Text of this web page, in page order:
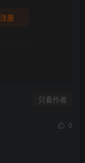
注册
只看作者
0